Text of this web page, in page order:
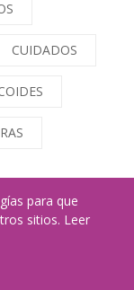
CUIDADOS
para que
sitios. Leer